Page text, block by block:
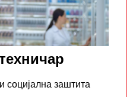
социјална заштита